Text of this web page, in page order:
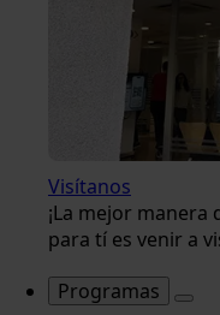
Visítanos
¡La mejor manera
para tí es venir a
Programas